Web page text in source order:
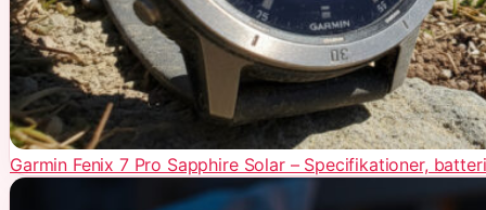
Garmin Fenix 7 Pro Sapphire Solar – Specifikationer,